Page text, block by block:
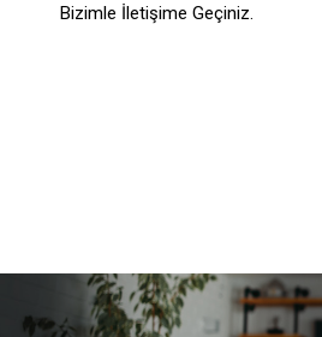
Bizimle İletişime Geçiniz.